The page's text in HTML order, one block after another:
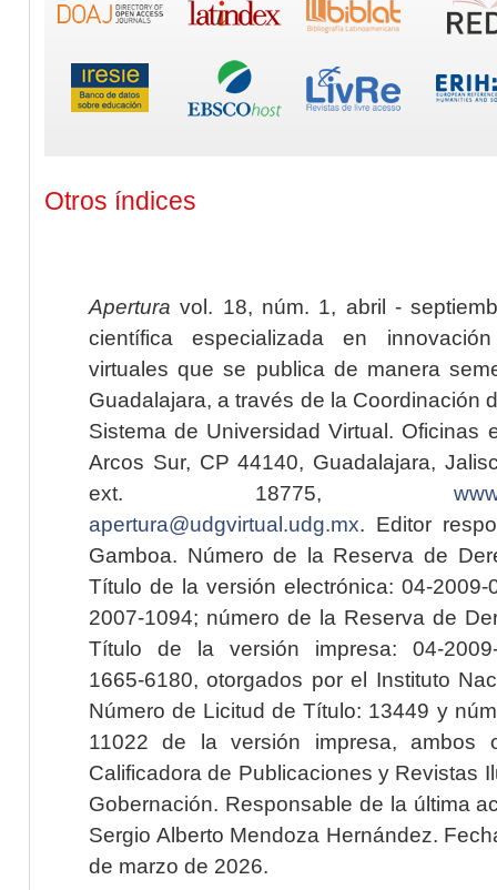
Otros índices
Apertura vol. 18, núm. 1, abril -
científica especializada en
virtuales que se publica de manera
Guadalajara, a través de la Coordinación
Sistema de Universidad Virtual. Oficinas
Arcos Sur, CP 44140, Guadalajara,
ext. 18775,
apertura@udgvirtual.udg.mx. Editor
Gamboa. Número de la Reserva de
Título de la versión electrónica: 04-2009-
2007-1094; número de la Reserva de
Título de la versión impresa: 04-2009-
1665-6180, otorgados por el Instituto
Número de Licitud de Título: 13449 y
11022 de la versión impresa, ambos
Calificadora de Publicaciones y Revistas
Gobernación. Responsable de la última
Sergio Alberto Mendoza Hernández.
de marzo de 2026.